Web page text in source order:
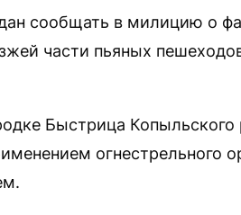
сообщать в милицию о
части пьяных
Быстрица
огнестрельного